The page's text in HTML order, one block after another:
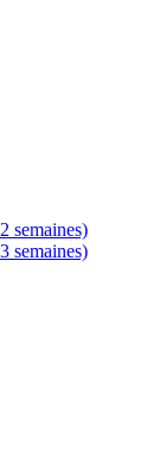
semaines)
semaines)